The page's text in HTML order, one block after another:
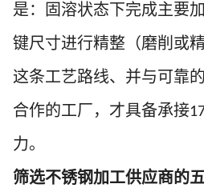
是：固溶状态下完成主要
键尺寸进行精整（磨削或
这条工艺路线、并与可靠
合作的工厂，才具备承接
力。
筛选不锈钢加工供应商的